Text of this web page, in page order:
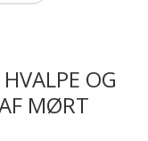
OG
MØRT